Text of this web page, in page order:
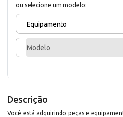
ou selecione um modelo:
Equipamento
Modelo
Descrição
Você está adquirindo peças e